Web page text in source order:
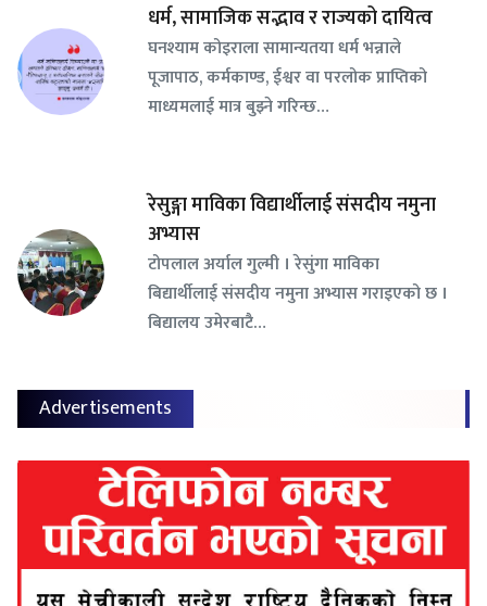
धर्म, सामाजिक सद्भाव र राज्यको दायित्व
घनश्याम कोइराला सामान्यतया धर्म भन्नाले
पूजापाठ, कर्मकाण्ड, ईश्वर वा परलोक प्राप्तिको
माध्यमलाई मात्र बुझ्ने गरिन्छ…
रेसुङ्गा माविका विद्यार्थीलाई संसदीय नमुना
अभ्यास
टोपलाल अर्याल गुल्मी । रेसुंगा माविका
बिद्यार्थीलाई संसदीय नमुना अभ्यास गराइएको छ ।
बिद्यालय उमेरबाटै…
Advertisements